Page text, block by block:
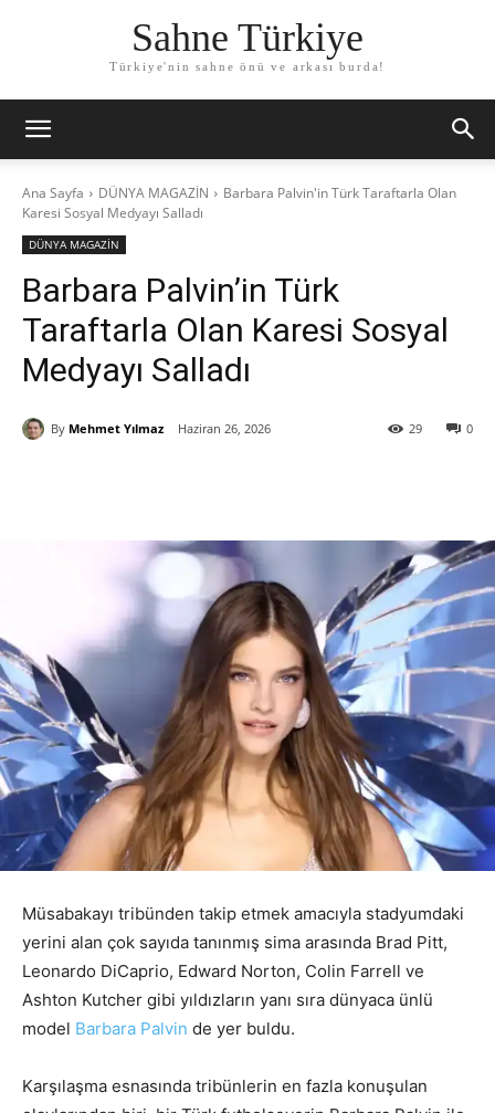
Sahne Türkiye
Türkiye'nin sahne önü ve arkası burda!
Ana Sayfa DÜNYA MAGAZİN
Barbara Palvin'in Türk Taraftarla Olan
Karesi Sosyal Medyayı Salladı
DÜNYA MAGAZİN
Barbara Palvin’in Türk
Taraftarla Olan Karesi Sosyal
Medyayı Salladı
By Mehmet Yılmaz Haziran 26, 2026 0
29
Müsabakayı tribünden takip etmek amacıyla stadyumdaki
yerini alan çok sayıda tanınmış sima arasında Brad Pitt,
Leonardo DiCaprio, Edward Norton, Colin Farrell ve
Ashton Kutcher gibi yıldızların yanı sıra dünyaca ünlü
model Barbara Palvin de yer buldu.
Karşılaşma esnasında tribünlerin en fazla konuşulan